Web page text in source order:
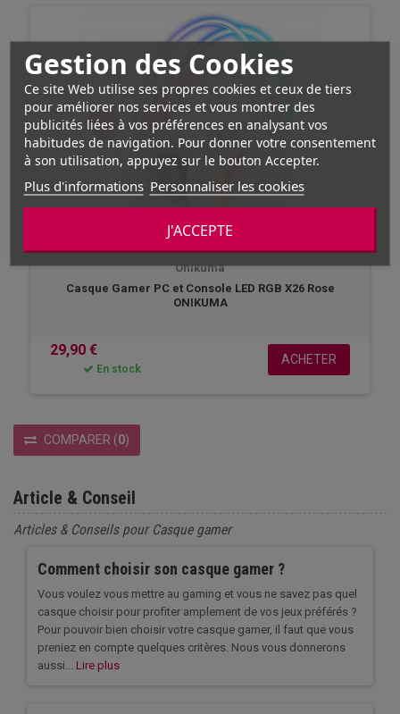
Gestion des Cookies
Ce site Web utilise ses propres cookies et ceux de tiers
pour améliorer nos services et vous montrer des
publicités liées à vos préférences en analysant vos
habitudes de navigation. Pour donner votre consentement
à son utilisation, appuyez sur le bouton Accepter.
Plus d'informations Personnaliser les cookies
J'ACCEPTE
Onikuma
Casque Gamer PC et Console LED RGB X26 Rose
ONIKUMA
29,90 €
En stock
ACHETER
COMPARER (0)
Article & Conseil
Articles & Conseils pour Casque gamer
Comment choisir son casque gamer ?
Vous voulez vous mettre au gaming et vous ne savez pas quel
casque choisir pour profiter amplement de vos jeux préférés ?
Pour pouvoir bien choisir votre casque gamer, il faut que vous
preniez en compte quelques critères. Nous vous donnerons
aussi... Lire plus